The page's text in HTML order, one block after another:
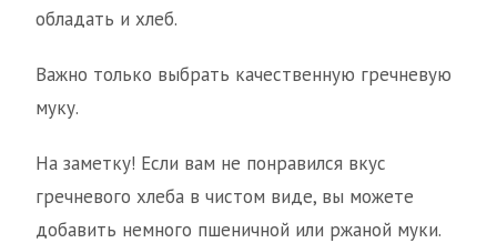
обладать и хлеб.
Важно только выбрать качественную гречневую
муку.
На заметку! Если вам не понравился вкус
гречневого хлеба в чистом виде, вы можете
добавить немного пшеничной или ржаной муки.